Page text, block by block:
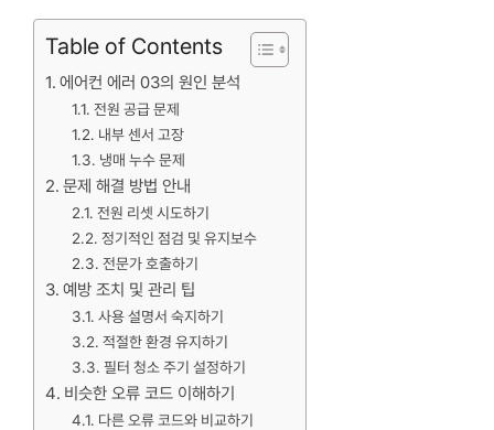
Table of Contents
에어컨 에러 03의 원인 분석
전원 공급 문제
내부 센서 고장
냉매 누수 문제
문제 해결 방법 안내
전원 리셋 시도하기
정기적인 점검 및 유지보수
전문가 호출하기
예방 조치 및 관리 팁
사용 설명서 숙지하기
적절한 환경 유지하기
필터 청소 주기 설정하기
비슷한 오류 코드 이해하기
다른 오류 코드와 비교하기